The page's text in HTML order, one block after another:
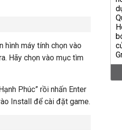
hình máy tính chọn vào
Hãy chọn vào mục tìm
Phúc” rồi nhấn Enter
Install để cài đặt game.